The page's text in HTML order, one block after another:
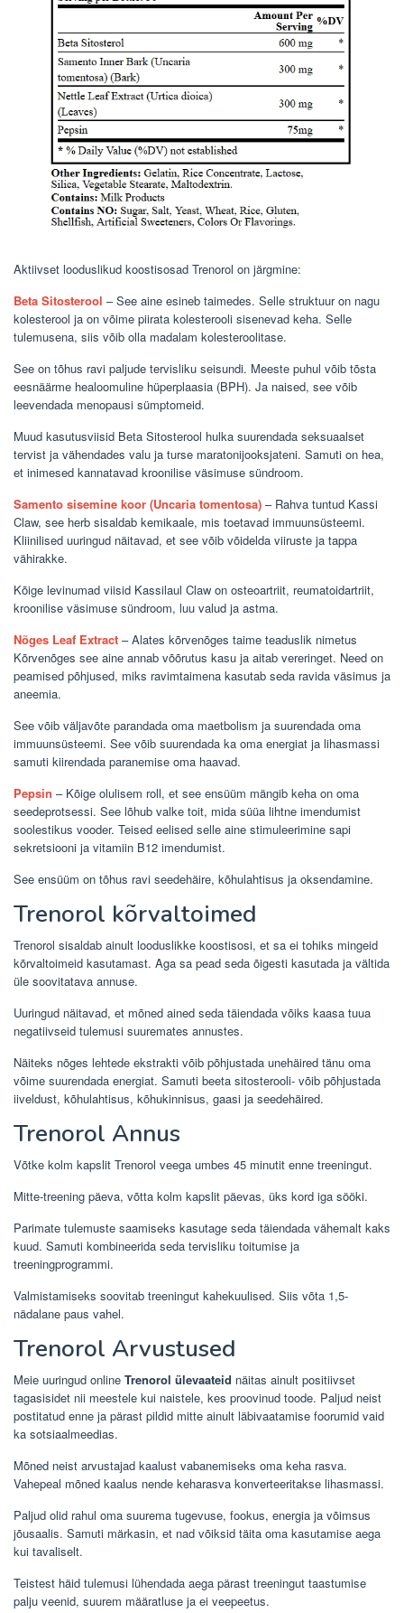
Aktiivset looduslikud koostisosad Trenorol on järgmine:
Beta Sitosterool – See aine esineb taimedes. Selle struktuur on nagu
kolesterool ja on võime piirata kolesterooli sisenevad keha. Selle
tulemusena, siis võib olla madalam kolesteroolitase.
See on tõhus ravi paljude tervisliku seisundi. Meeste puhul võib tõsta
eesnäärme healoomuline hüperplaasia (BPH). Ja naised, see võib
leevendada menopausi sümptomeid.
Muud kasutusviisid Beta Sitosterool hulka suurendada seksuaalset
tervist ja vähendades valu ja turse maratonijooksjateni. Samuti on hea,
et inimesed kannatavad kroonilise väsimuse sündroom.
Samento sisemine koor (Uncaria tomentosa) – Rahva tuntud Kassi
Claw, see herb sisaldab kemikaale, mis toetavad immuunsüsteemi.
Kliinilised uuringud näitavad, et see võib võidelda viiruste ja tappa
vähirakke.
Kõige levinumad viisid Kassilaul Claw on osteoartriit, reumatoidartriit,
kroonilise väsimuse sündroom, luu valud ja astma.
Nõges Leaf Extract – Alates kõrvenõges taime teaduslik nimetus
Kõrvenõges see aine annab võõrutus kasu ja aitab vereringet. Need on
peamised põhjused, miks ravimtaimena kasutab seda ravida väsimus ja
aneemia.
See võib väljavõte parandada oma maetbolism ja suurendada oma
immuunsüsteemi. See võib suurendada ka oma energiat ja lihasmassi
samuti kiirendada paranemise oma haavad.
Pepsin – Kõige olulisem roll, et see ensüüm mängib keha on oma
seedeprotsessi. See lõhub valke toit, mida süüa lihtne imendumist
soolestikus vooder. Teised eelised selle aine stimuleerimine sapi
sekretsiooni ja vitamiin B12 imendumist.
See ensüüm on tõhus ravi seedehäire, kõhulahtisus ja oksendamine.
Trenorol kõrvaltoimed
Trenorol sisaldab ainult looduslikke koostisosi, et sa ei tohiks mingeid
kõrvaltoimeid kasutamast. Aga sa pead seda õigesti kasutada ja vältida
üle soovitatava annuse.
Uuringud näitavad, et mõned ained seda täiendada võiks kaasa tuua
negatiivseid tulemusi suuremates annustes.
Näiteks nõges lehtede ekstrakti võib põhjustada unehäired tänu oma
võime suurendada energiat. Samuti beeta sitosterooli- võib põhjustada
iiveldust, kõhulahtisus, kõhukinnisus, gaasi ja seedehäired.
Trenorol Annus
Võtke kolm kapslit Trenorol veega umbes 45 minutit enne treeningut.
Mitte-treening päeva, võtta kolm kapslit päevas, üks kord iga sööki.
Parimate tulemuste saamiseks kasutage seda täiendada vähemalt kaks
kuud. Samuti kombineerida seda tervisliku toitumise ja
treeningprogrammi.
Valmistamiseks soovitab treeningut kahekuulised. Siis võta 1,5-
nädalane paus vahel.
Trenorol Arvustused
Meie uuringud online Trenorol ülevaateid näitas ainult positiivset
tagasisidet nii meestele kui naistele, kes proovinud toode. Paljud neist
postitatud enne ja pärast pildid mitte ainult läbivaatamise foorumid vaid
ka sotsiaalmeedias.
Mõned neist arvustajad kaalust vabanemiseks oma keha rasva.
Vahepeal mõned kaalus nende keharasva konverteeritakse lihasmassi.
Paljud olid rahul oma suurema tugevuse, fookus, energia ja võimsus
jõusaalis. Samuti märkasin, et nad võiksid täita oma kasutamise aega
kui tavaliselt.
Teistest häid tulemusi lühendada aega pärast treeningut taastumise
palju veenid, suurem määratluse ja ei veepeetus.